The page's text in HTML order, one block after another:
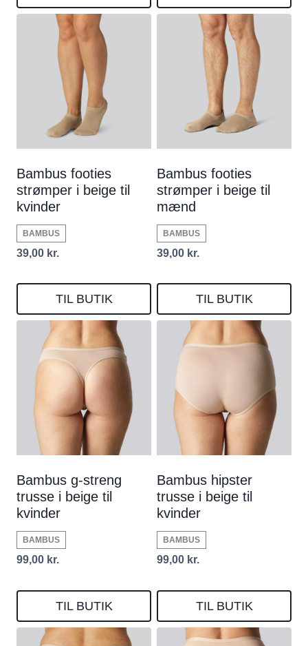
Bambus footies
strømper i beige til
kvinder
BAMBUS
39,00 kr.
TIL BUTIK
Bambus footies
strømper i beige til
mænd
BAMBUS
39,00 kr.
TIL BUTIK
Bambus g-streng
trusse i beige til
kvinder
BAMBUS
99,00 kr.
TIL BUTIK
Bambus hipster
trusse i beige til
kvinder
BAMBUS
99,00 kr.
TIL BUTIK